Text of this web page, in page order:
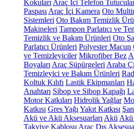
Kokuları Araç İçi Telefon
Paspası Araç İçi Kamera Oto
Sistemleri Oto Bakım Temizlik
Makineleri Tampon Parlatıcı ve
Temizlik ve Bakım Ürünleri Oto
Parlatıcı Ürünleri Polyester Macun
ve Temizleyiciler Mikrofiber Bez
Boyaları Araç Süpürgeleri Araba
Temizleyici ve Bakım Ürünleri
Koltuk Kılıfı Lastik Ekipmanları
Anahtarı Sibop ve Sibop Kapağı
Motor Katkıları Hidrolik Yağlar
Katkısı Gres Yağı Yakıt Katkısı
Akü ve Akü Aksesuarları Akü Akü
Takviye Kablosu Araç Dış